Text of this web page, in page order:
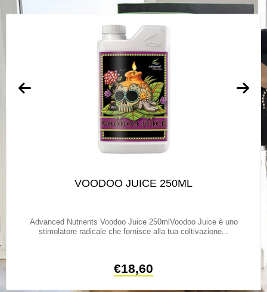
VOODOO JUICE 250ML
Advanced Nutrients Voodoo Juice 250mlVoodoo Juice è uno
stimolatore radicale che fornisce alla tua coltivazione...
€18,60